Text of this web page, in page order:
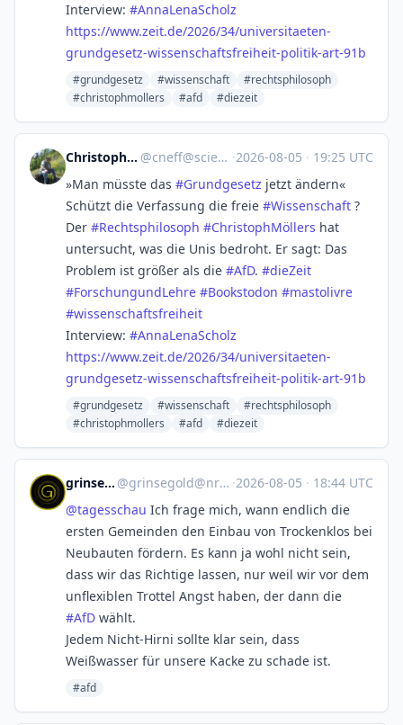
Interview: #AnnaLenaScholz
https://www.zeit.de/2026/34/universitaeten-
grundgesetz-wissenschaftsfreiheit-politik-art-91b
#grundgesetz #wissenschaft
#rechtsphilosoph
#christophmollers
#afd #diezeit
Christophe Neff @cneff@sciences.re ·2026-08-05 · 19:25 UTC
»Man müsste das #Grundgesetz jetzt ändern«
Schützt die Verfassung die freie #Wissenschaft ?
Der #Rechtsphilosoph #ChristophMöllers hat
untersucht, was die Unis bedroht. Er sagt: Das
Problem ist größer als die #AfD. #dieZeit
#ForschungundLehre #Bookstodon #mastolivre
#wissenschaftsfreiheit
Interview: #AnnaLenaScholz
https://www.zeit.de/2026/34/universitaeten-
grundgesetz-wissenschaftsfreiheit-politik-art-91b
#grundgesetz #wissenschaft
#rechtsphilosoph
#christophmollers
#afd #diezeit
grinsegold @grinsegold@nrw.social ·2026-08-05 · 18:44 UTC
@tagesschau Ich frage mich, wann endlich die
ersten Gemeinden den Einbau von Trockenklos bei
Neubauten fördern. Es kann ja wohl nicht sein,
dass wir das Richtige lassen, nur weil wir vor dem
unflexiblen Trottel Angst haben, der dann die
#AfD wählt.
Jedem Nicht-Hirni sollte klar sein, dass
Weißwasser für unsere Kacke zu schade ist.
#afd